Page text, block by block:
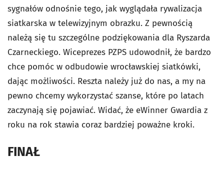
sygnałów odnośnie tego, jak wyglądała rywalizacja
siatkarska w telewizyjnym obrazku. Z pewnością
należą się tu szczególne podziękowania dla Ryszarda
Czarneckiego. Wiceprezes PZPS udowodnił, że bardzo
chce pomóc w odbudowie wrocławskiej siatkówki,
dając możliwości. Reszta należy już do nas, a my na
pewno chcemy wykorzystać szanse, które po latach
zaczynają się pojawiać. Widać, że eWinner Gwardia z
roku na rok stawia coraz bardziej poważne kroki.
FINAŁ